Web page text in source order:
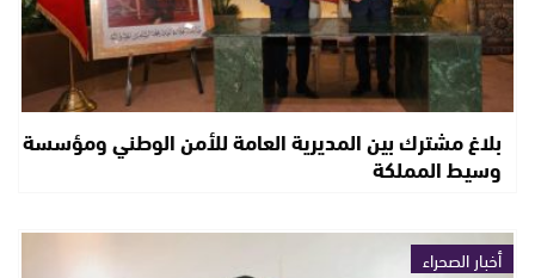
بلاغ مشترك بين المديرية العامة للأمن الوطني ومؤسسة
وسيط المملكة
أخبار الصحراء